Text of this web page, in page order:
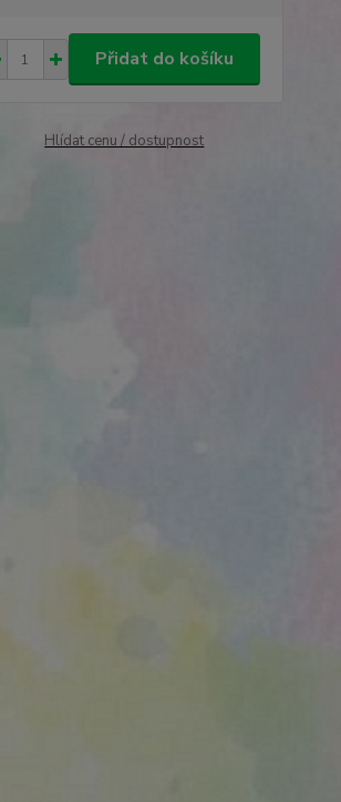
Přidat do košíku
Hlídat cenu / dostupnost